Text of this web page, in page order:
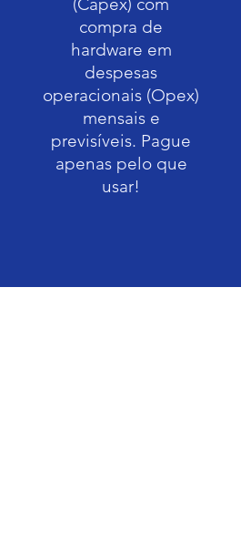
compra de
hardware em
despesas
operacionais (Opex)
mensais e
previsíveis. Pague
apenas pelo que
usar!